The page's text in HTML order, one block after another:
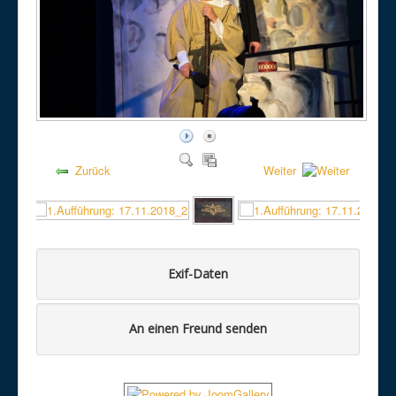
Zurück Weiter
Exif-Daten
An einen Freund senden